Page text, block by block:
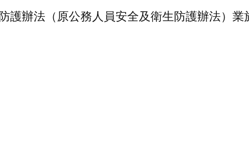
護辦法（原公務人員安全及衛生防護辦法）